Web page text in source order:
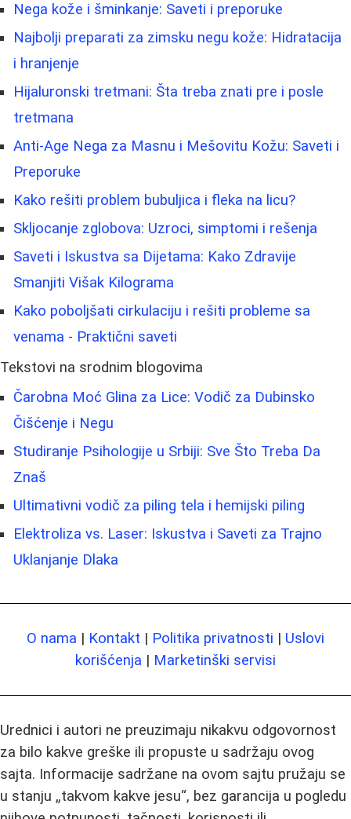
Nega kože i šminkanje: Saveti i preporuke
Najbolji preparati za zimsku negu kože: Hidratacija
i hranjenje
Hijaluronski tretmani: Šta treba znati pre i posle
tretmana
Anti-Age Nega za Masnu i Mešovitu Kožu: Saveti i
Preporuke
Kako rešiti problem bubuljica i fleka na licu?
Skljocanje zglobova: Uzroci, simptomi i rešenja
Saveti i Iskustva sa Dijetama: Kako Zdravije
Smanjiti Višak Kilograma
Kako poboljšati cirkulaciju i rešiti probleme sa
venama - Praktični saveti
Tekstovi na srodnim blogovima
Čarobna Moć Glina za Lice: Vodič za Dubinsko
Čišćenje i Negu
Studiranje Psihologije u Srbiji: Sve Što Treba Da
Znaš
Ultimativni vodič za piling tela i hemijski piling
Elektroliza vs. Laser: Iskustva i Saveti za Trajno
Uklanjanje Dlaka
O nama | Kontakt | Politika privatnosti | Uslovi
korišćenja | Marketinški servisi
Urednici i autori ne preuzimaju nikakvu odgovornost
za bilo kakve greške ili propuste u sadržaju ovog
sajta. Informacije sadržane na ovom sajtu pružaju se
u stanju „takvom kakve jesu“, bez garancija u pogledu